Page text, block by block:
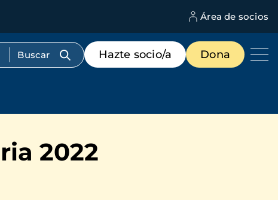
Área de socios
Menú
de
destacados
Hazte socio/a Dona
2022